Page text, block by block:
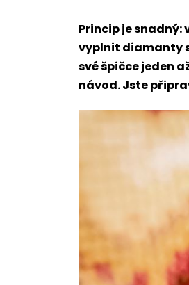
Princip je
vyplnit diamanty
své špičce jeden
návod. Jste